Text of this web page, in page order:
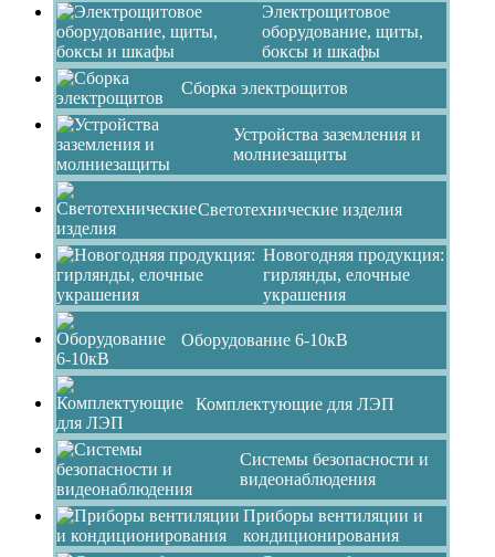
Электрощитовое
оборудование, щиты,
боксы и шкафы
Сборка электрощитов
Устройства заземления и
молниезащиты
Светотехнические изделия
Новогодняя продукция:
гирлянды, елочные
украшения
Оборудование 6-10кВ
Комплектующие для ЛЭП
Системы безопасности и
видеонаблюдения
Приборы вентиляции и
кондиционирования